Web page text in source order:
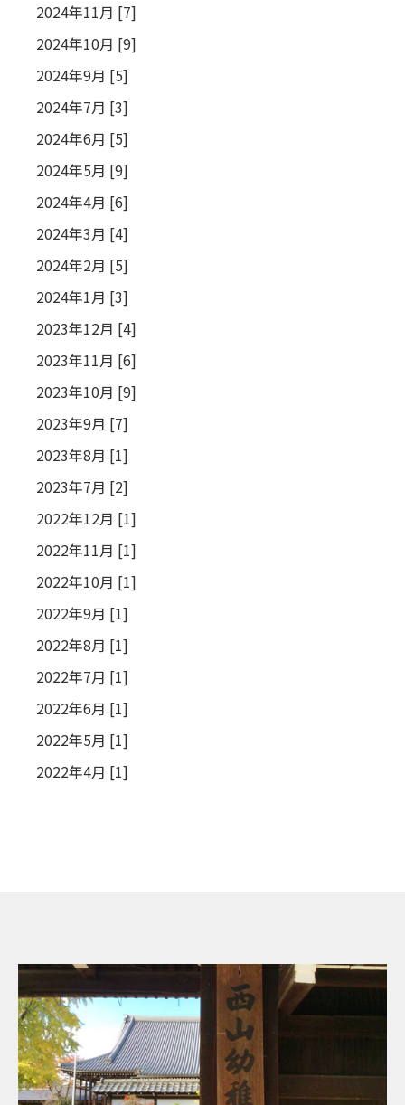
2024年11月 [7]
2024年10月 [9]
2024年9月 [5]
2024年7月 [3]
2024年6月 [5]
2024年5月 [9]
2024年4月 [6]
2024年3月 [4]
2024年2月 [5]
2024年1月 [3]
2023年12月 [4]
2023年11月 [6]
2023年10月 [9]
2023年9月 [7]
2023年8月 [1]
2023年7月 [2]
2022年12月 [1]
2022年11月 [1]
2022年10月 [1]
2022年9月 [1]
2022年8月 [1]
2022年7月 [1]
2022年6月 [1]
2022年5月 [1]
2022年4月 [1]